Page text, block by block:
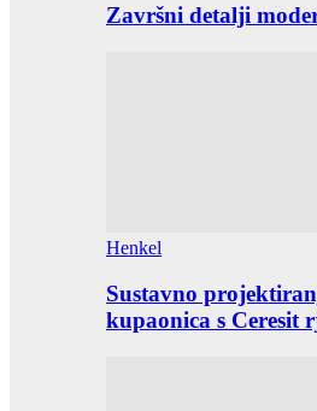
Završni detalji
Henkel
Sustavno
kupaonica s Ceresit